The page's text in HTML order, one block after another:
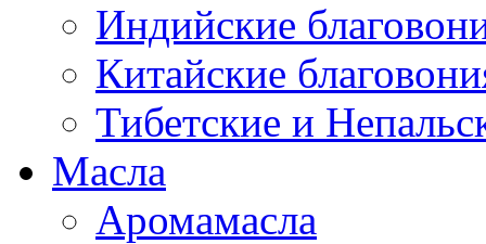
Индийские
Китайские
Тибетские и
Масла
Аромамасла